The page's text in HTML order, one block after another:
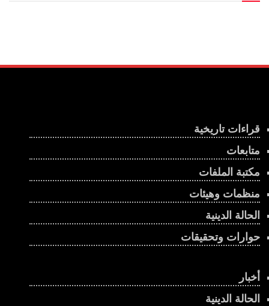
قراءات تاريخية
متابعات
مكتبة الملفات
منظمات وهيئات
الحالة الدينية
حوارات وتحقيقات
أخبار
الحالة الدينية